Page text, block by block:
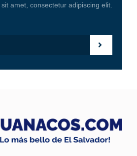
amet, consectetur adipiscing elit.